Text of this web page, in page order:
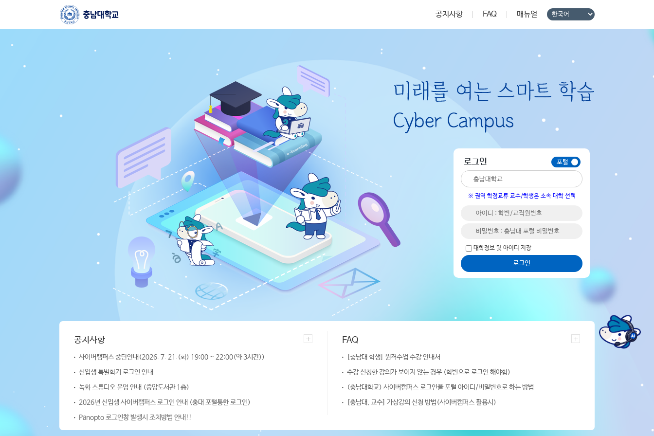
공지사항 FAQ 매뉴얼
로그인
충남대학교
※ 권역 학점교류 교수/학생은 소속 대학 선택
대학정보 및 아이디 저장
로그인
공지사항
사이버캠퍼스 중단안내(2026. 7. 21.(화) 19:00 ~ 22:00(약 3시간))
신입생 특별학기 로그인 안내
녹화 스튜디오 운영 안내 (중앙도서관 1층)
2026년 신입생 사이버캠퍼스 로그인 안내 (충대 포털통한 로그인)
Panopto 로그인창 발생시 조치방법 안내!!
FAQ
[충남대 학생] 원격수업 수강 안내서
수강 신청한 강의가 보이지 않는 경우 (학번으로 로그인 해야함)
(충남대학교) 사이버캠퍼스 로그인을 포털 아이디/비밀번호로 하는 방법
[충남대, 교수] 가상강의 신청 방법(사이버캠퍼스 활용시)